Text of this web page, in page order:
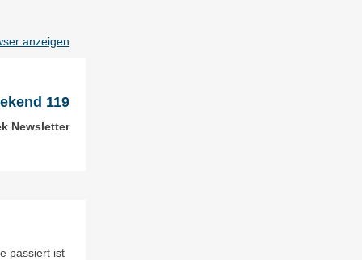
anzeigen
119
Newsletter
passiert ist